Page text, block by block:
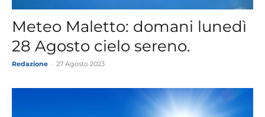
Meteo Maletto: domani lunedì
28 Agosto cielo sereno.
Redazione 27 Agosto 2023